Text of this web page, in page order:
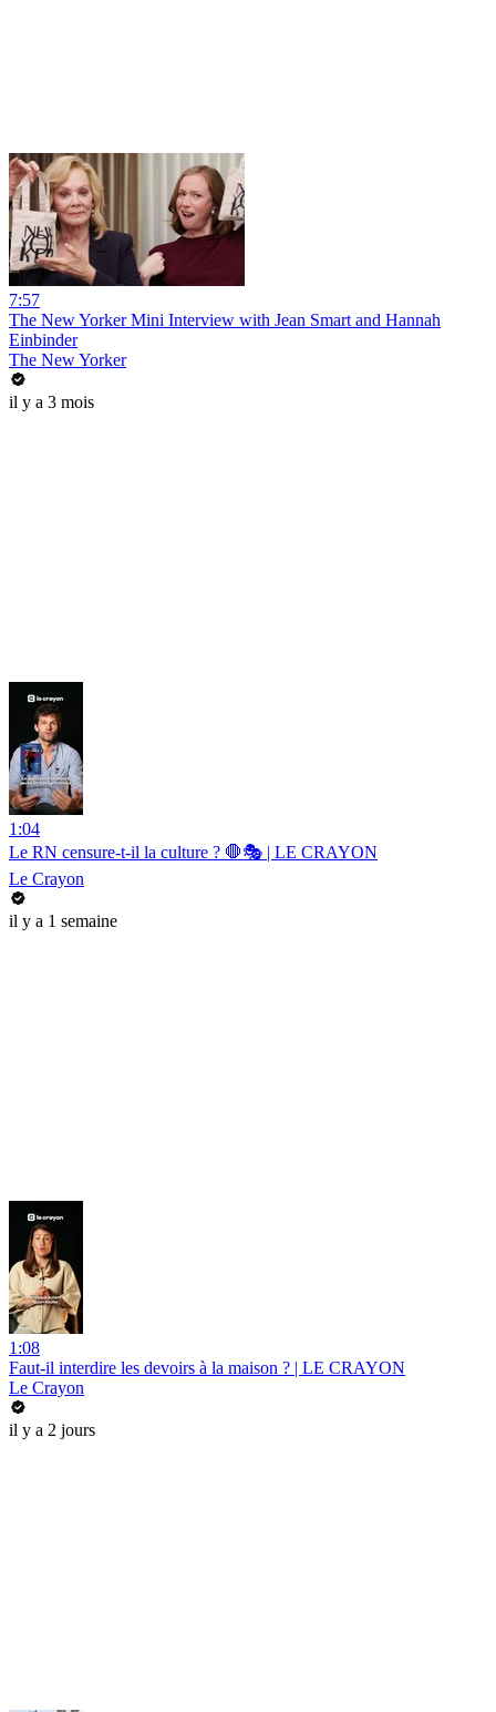
7:57
The New Yorker Mini Interview with Jean Smart and Hannah
Einbinder
The New Yorker
il y a 3 mois
1:04
Le RN censure-t-il la culture ? 🛑🎭 | LE CRAYON
Le Crayon
il y a 1 semaine
1:08
Faut-il interdire les devoirs à la maison ? | LE CRAYON
Le Crayon
il y a 2 jours